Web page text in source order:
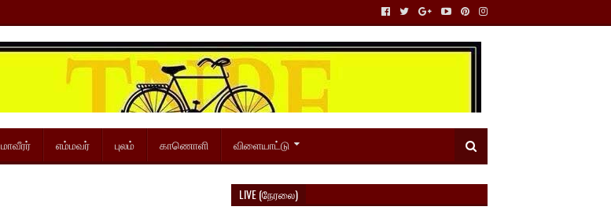
மாவீரர் எம்மவர் புலம் காணொளி விளையாட்டு
LIVE (நேரலை)